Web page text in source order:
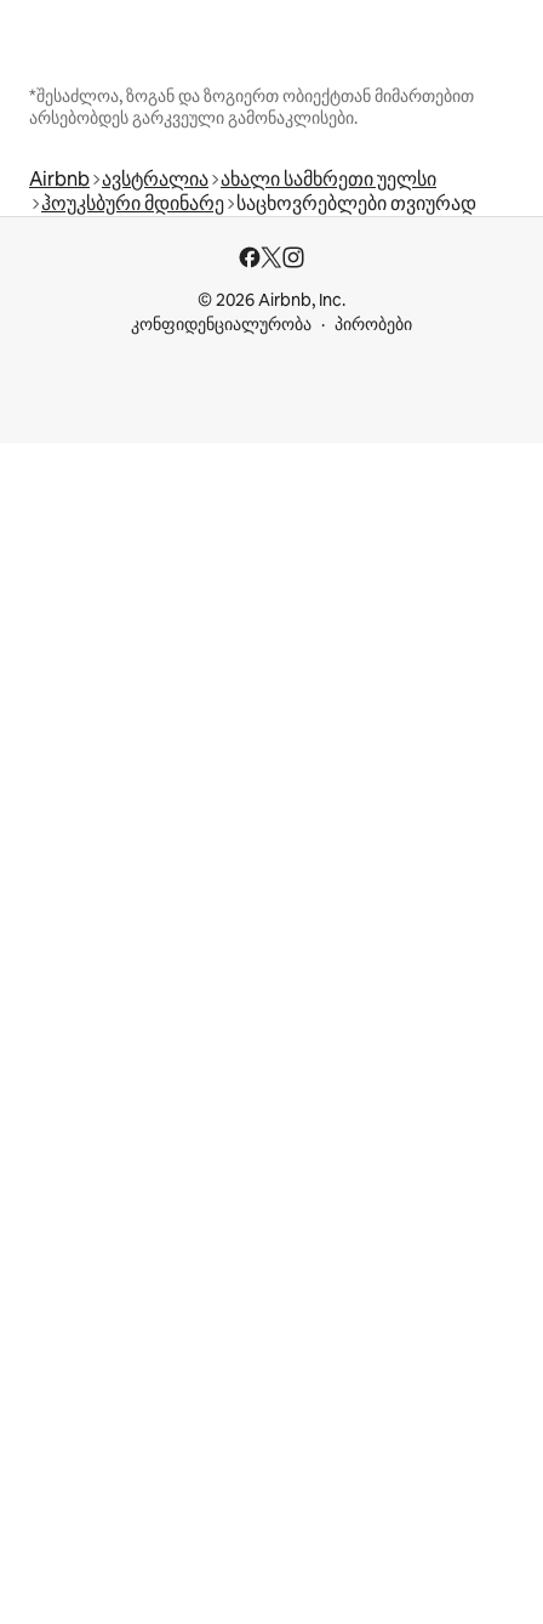
*შესაძლოა, ზოგან და ზოგიერთ ობიექტთან მიმართებით
არსებობდეს გარკვეული გამონაკლისები.
Airbnb ავსტრალია ახალი სამხრეთი უელსი
ჰოუკსბური მდინარე საცხოვრებლები თვიურად
© 2026 Airbnb, Inc.
კონფიდენციალურობა
პირობები